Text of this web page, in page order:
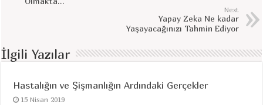
Next
Yapay Zeka Ne kadar
Yaşayacağınızı Tahmin Ediyor
İlgili Yazılar
Hastalığın ve Şişmanlığın Ardındaki Gerçekler
15 Nisan 2019